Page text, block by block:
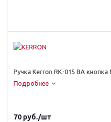
Ручка Kerron RК-015 BA кнопка
Подробнее
70 руб./шт